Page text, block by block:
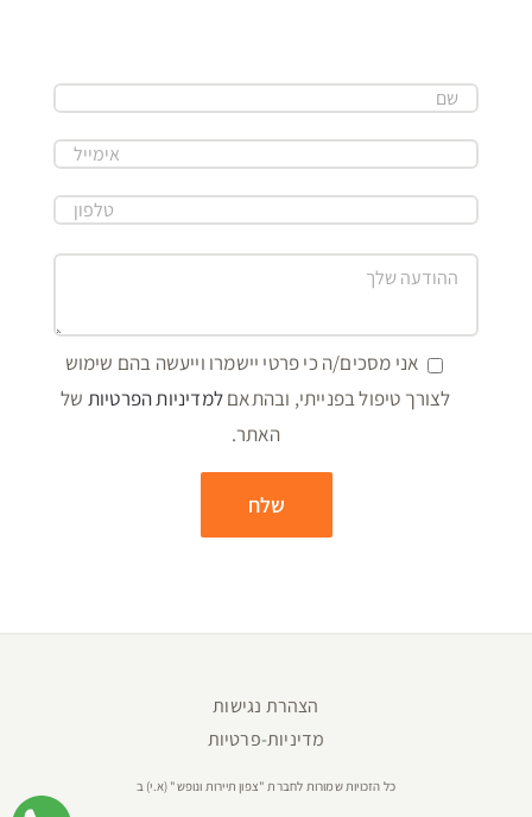
אני מסכים/ה כי פרטי יישמרו וייעשה בהם שימוש
לצורך טיפול בפנייתי, ובהתאםלמדיניות הפרטיות של
האתר.
הצהרת נגישות
מדיניות-פרטיות
כל הזכויות שמורות לחברת "צפון תיירות ונופש" (א.י) ב